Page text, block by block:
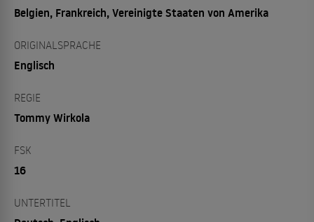
Belgien, Frankreich, Vereinigte Staaten von Amerika
ORIGINALSPRACHE
Englisch
REGIE
Tommy Wirkola
FSK
16
UNTERTITEL